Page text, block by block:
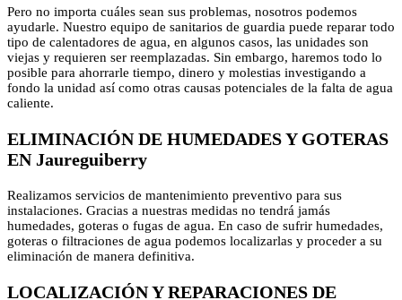
Pero no importa cuáles sean sus problemas, nosotros podemos
ayudarle. Nuestro equipo de sanitarios de guardia puede reparar todo
tipo de calentadores de agua, en algunos casos, las unidades son
viejas y requieren ser reemplazadas. Sin embargo, haremos todo lo
posible para ahorrarle tiempo, dinero y molestias investigando a
fondo la unidad así como otras causas potenciales de la falta de agua
caliente.
ELIMINACIÓN DE HUMEDADES Y GOTERAS
EN Jaureguiberry
Realizamos servicios de mantenimiento preventivo para sus
instalaciones. Gracias a nuestras medidas no tendrá jamás
humedades, goteras o fugas de agua. En caso de sufrir humedades,
goteras o filtraciones de agua podemos localizarlas y proceder a su
eliminación de manera definitiva.
LOCALIZACIÓN Y REPARACIONES DE